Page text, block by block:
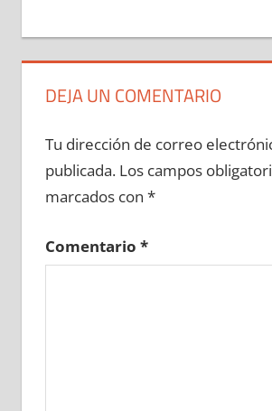
DEJA UN COMENTARIO
Tu dirección de correo
publicada. Los campos
marcados con *
Comentario *